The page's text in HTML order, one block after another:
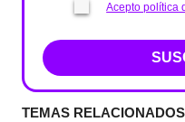
Acepto política
TEMAS